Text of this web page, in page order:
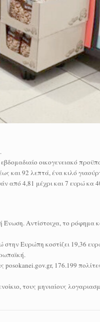
οικογενειακό
και 92 λεπτά, ένα κιλό
από 4,81 μέχρι και 7 ευρώ κα
Ένωση. Αντίστοιχα, το ρόφημα
Ευρώπη κοστίζει 19,36
176.199
τους μηνιαίους